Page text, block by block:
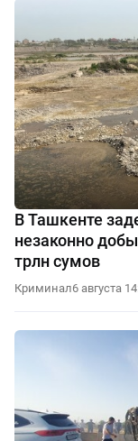
В Ташкенте
незаконно
трлн сумов
Криминал6 августа